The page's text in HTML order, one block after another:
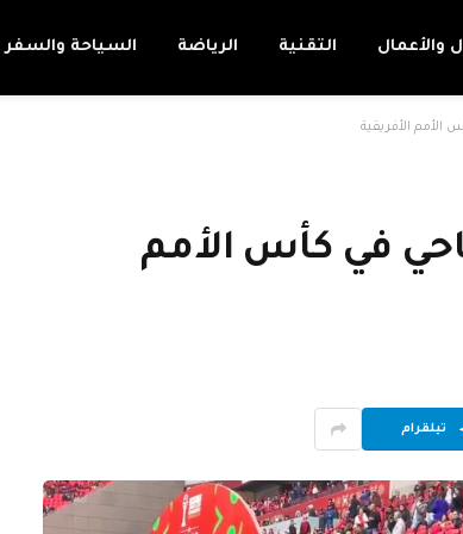
والأعمال التقنية الرياضة السياحة والسفر
الأمم الأفريقية
في كأس الأمم
تيلقرام